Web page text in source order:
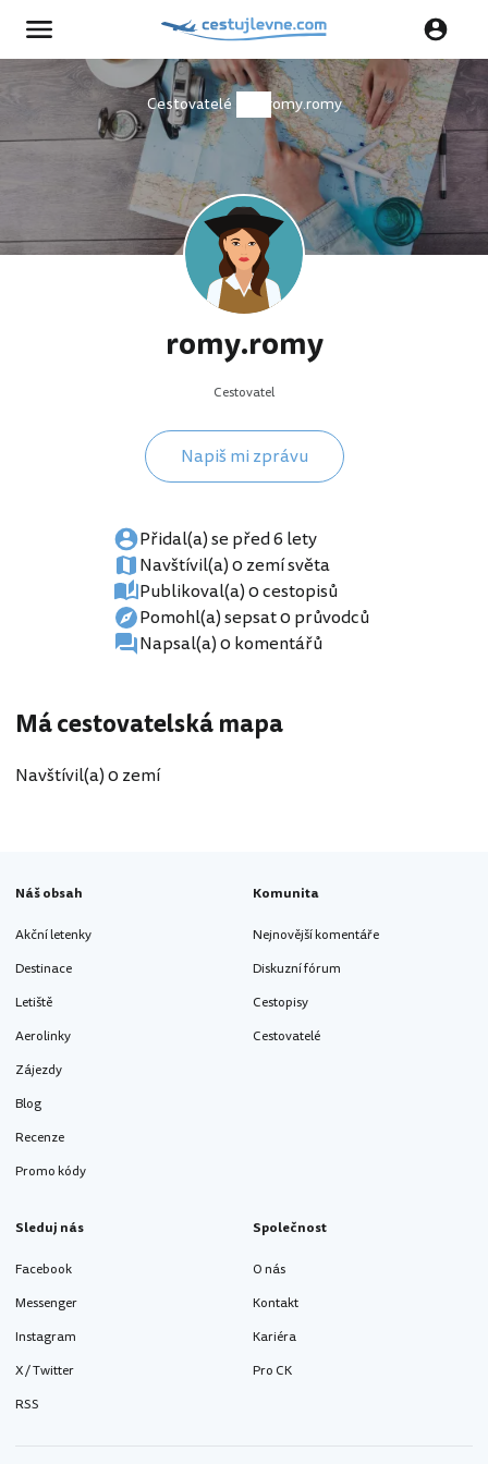
Cestovatelé romy.romy
romy.romy
Cestovatel
Napiš mi zprávu
Přidal(a) se před 6 lety
Navštívil(a) 0 zemí světa
Publikoval(a) 0 cestopisů
Pomohl(a) sepsat 0 průvodců
Napsal(a) 0 komentářů
Má cestovatelská mapa
Navštívil(a) 0 zemí
Náš obsah
Akční letenky
Destinace
Letiště
Aerolinky
Zájezdy
Blog
Recenze
Promo kódy
Komunita
Nejnovější komentáře
Diskuzní fórum
Cestopisy
Cestovatelé
Sleduj nás
Facebook
Messenger
Instagram
X / Twitter
RSS
Společnost
O nás
Kontakt
Kariéra
Pro CK